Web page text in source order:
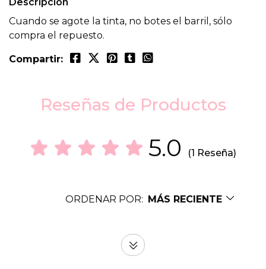
Cuando se agote la tinta, no botes el barril, sólo
compra el repuesto.
Compartir:
Reseñas de Productos
5.0 (1 Reseña)
ORDENAR POR: MÁS RECIENTE